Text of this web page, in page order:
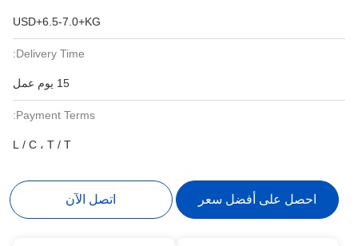
USD+6.5-7.0+KG
Delivery Time:
15 يوم عمل
Payment Terms:
L / C ، T / T
احصل على أفضل سعر اتصل الآن